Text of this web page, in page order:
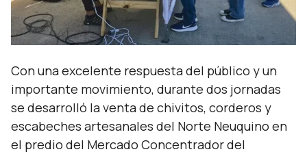
Con una excelente respuesta del público y un
importante movimiento, durante dos jornadas
se desarrolló la venta de chivitos, corderos y
escabeches artesanales del Norte Neuquino en
el predio del Mercado Concentrador del